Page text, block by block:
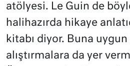
atölyesi. Le Guin de
halihazırda hikaye
kitabı diyor. Buna
alıştırmalara da yer